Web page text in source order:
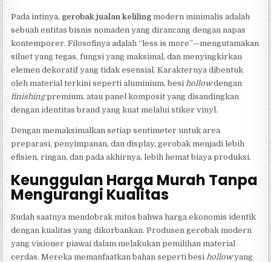
Pada intinya, gerobak jualan keliling modern minimalis adalah
sebuah entitas bisnis nomaden yang dirancang dengan napas
kontemporer. Filosofinya adalah “less is more”—mengutamakan
siluet yang tegas, fungsi yang maksimal, dan menyingkirkan
elemen dekoratif yang tidak esensial. Karakternya dibentuk
oleh material terkini seperti aluminium, besihollowdengan
finishingpremium, atau panel komposit yang disandingkan
dengan identitas brand yang kuat melalui stiker vinyl.
Dengan memaksimalkan setiap sentimeter untuk area
preparasi, penyimpanan, dan display, gerobak menjadi lebih
efisien, ringan, dan pada akhirnya, lebih hemat biaya produksi.
Keunggulan Harga Murah Tanpa
Mengurangi Kualitas
Sudah saatnya mendobrak mitos bahwa harga ekonomis identik
dengan kualitas yang dikorbankan. Produsen gerobak modern
yang visioner piawai dalam melakukan pemilihan material
cerdas. Mereka memanfaatkan bahan seperti besi hollowyang